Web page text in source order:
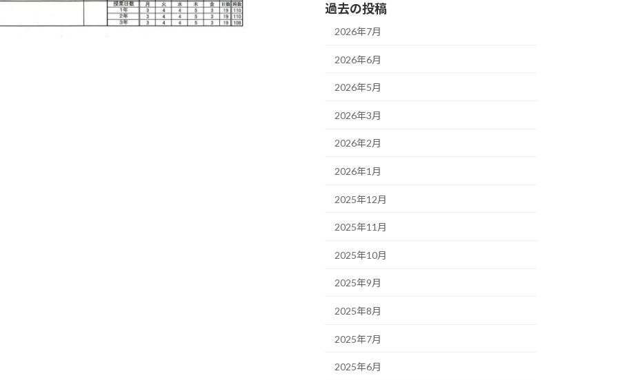
過去の投稿
2026年7月
2026年6月
2026年5月
2026年3月
2026年2月
2026年1月
2025年12月
2025年11月
2025年10月
2025年9月
2025年8月
2025年7月
2025年6月